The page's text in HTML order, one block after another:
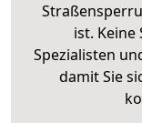
ist.
Spezialisten
damit Sie